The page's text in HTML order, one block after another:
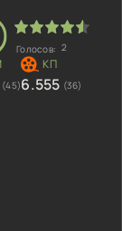
Голосов: 2
(45)6.555 (36)